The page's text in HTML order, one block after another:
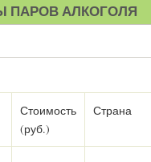
ПАРОВ АЛКОГОЛЯ
Стоимость
(руб.)
Страна